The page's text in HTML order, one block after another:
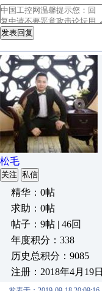
发表回复
松毛
关注 私信
精华：0帖
求助：0帖
帖子：9帖 | 46回
年度积分：338
历史总积分：9085
注册：2018年4月19日